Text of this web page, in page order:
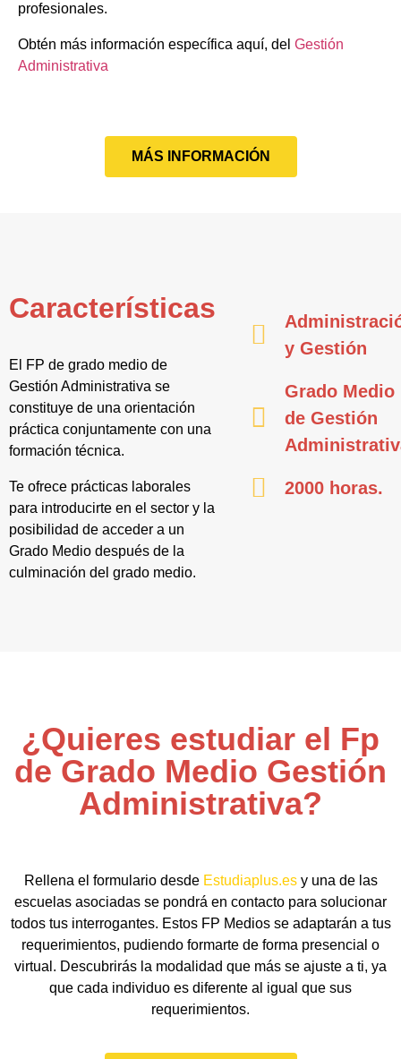
profesionales.
Obtén más información específica aquí, del Gestión
Administrativa
MÁS INFORMACIÓN
Características
El FP de grado medio de
Gestión Administrativa se
constituye de una orientación
práctica conjuntamente con una
formación técnica.
Te ofrece prácticas laborales
para introducirte en el sector y la
posibilidad de acceder a un
Grado Medio después de la
culminación del grado medio.
y Gestión
Grado Medio
de Gestión
2000 horas.
¿Quieres estudiar el Fp
de Grado Medio Gestión
Administrativa?
Rellena el formulario desde Estudiaplus.esy una de las
escuelas asociadas se pondrá en contacto para solucionar
todos tus interrogantes. Estos FP Medios se adaptarán a tus
requerimientos, pudiendo formarte de forma presencial o
virtual. Descubrirás la modalidad que más se ajuste a ti, ya
que cada individuo es diferente al igual que sus
requerimientos.